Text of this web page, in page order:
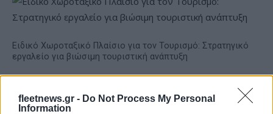
fleetnews.gr - Do Not Process My Personal
Information
Ειδικό Χωροταξικό Πλαίσιο για τον Τουρισμό: Στρατηγικό
εργαλείο για βιώσιμη τουριστική ανάπτυξη